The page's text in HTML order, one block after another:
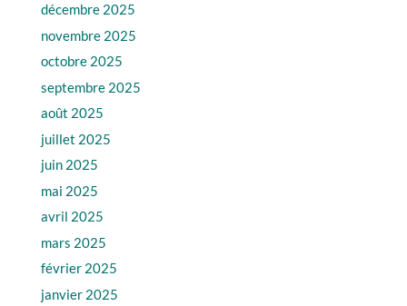
décembre 2025
novembre 2025
octobre 2025
septembre 2025
août 2025
juillet 2025
juin 2025
mai 2025
avril 2025
mars 2025
février 2025
janvier 2025